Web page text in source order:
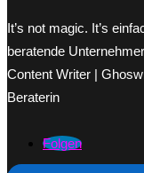
It’s not magic. It’s
beratende
Content Writer |
Beraterin
Folgen